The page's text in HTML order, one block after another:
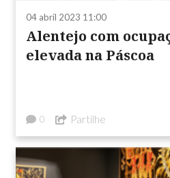
04 abril 2023 11:00
Alentejo com
elevada na Páscoa
0 Partilhe